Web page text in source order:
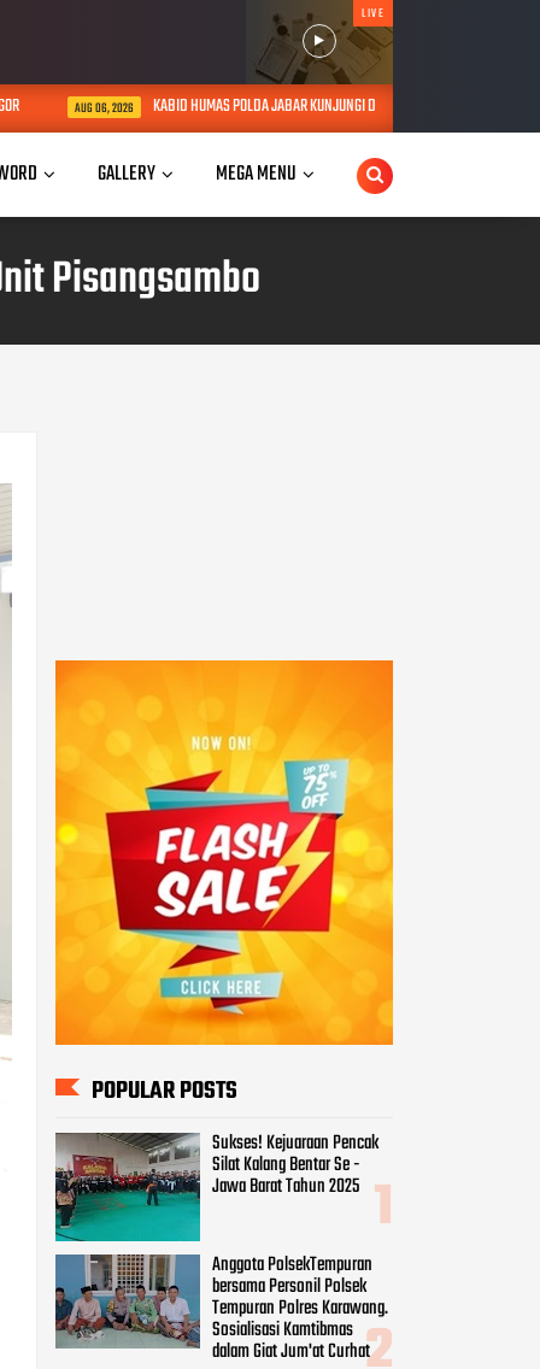
LIVE
AUG 06, 2026 KABID HUMAS POLDA JABAR KUNJUNGI DAN BERIKAN TALI ASIH KEPADA
GALLERY MEGA MENU
Pisangsambo
POPULAR POSTS
Sukses! Kejuaraan Pencak
Silat Kalang Bentar Se -
Jawa Barat Tahun 2025
Anggota PolsekTempuran
bersama Personil Polsek
Tempuran Polres Karawang.
Sosialisasi Kamtibmas
dalam Giat Jum'at Curhat